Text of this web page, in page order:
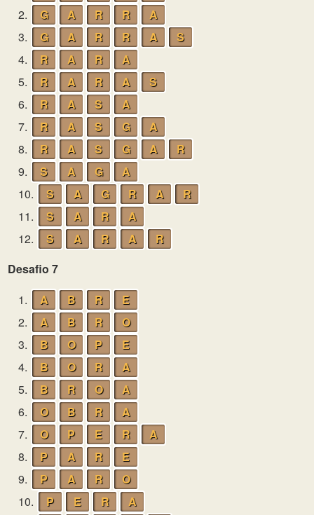
2. G A R R
A
3.
G A R R A
S
4.
R A R
A
5.
R A R A
S
6.
R A S
A
7.
R A S G
A
8.
R A S G A
R
9.
S A G
A
10.
S A G R A
R
11.
S A R
A
12.
S A R A
R
Desafio 7
1.
A B R
E
2.
A B R
O
3.
B O P
E
4.
B O R
A
5.
B R O
A
6.
O B R
A
7.
O P E R
A
8.
P A R
E
9.
P A R
O
10.
P E R
A